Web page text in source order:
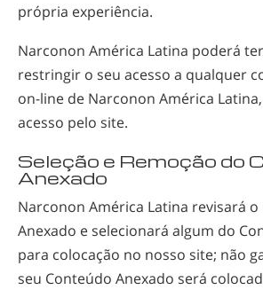
própria experiência.
Narconon América Latina poderá
restringir o seu acesso a qualquer
on-line de Narconon América
acesso pelo site.
Seleção e Remoção do
Anexado
Narconon América Latina revisará
Anexado e selecionará algum do
para colocação no nosso site; não
seu Conteúdo Anexado será